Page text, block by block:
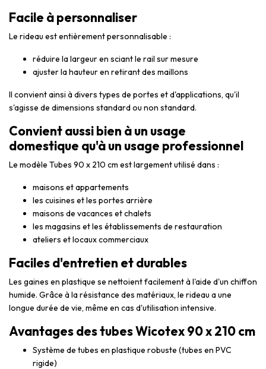
Facile à personnaliser
Le rideau est entièrement personnalisable :
réduire la largeur en sciant le rail sur mesure
ajuster la hauteur en retirant des maillons
Il convient ainsi à divers types de portes et d'applications, qu'il
s'agisse de dimensions standard ou non standard.
Convient aussi bien à un usage
domestique qu'à un usage professionnel
Le modèle Tubes 90 x 210 cm est largement utilisé dans :
maisons et appartements
les cuisines et les portes arrière
maisons de vacances et chalets
les magasins et les établissements de restauration
ateliers et locaux commerciaux
Faciles d'entretien et durables
Les gaines en plastique se nettoient facilement à l'aide d'un chiffon
humide. Grâce à la résistance des matériaux, le rideau a une
longue durée de vie, même en cas d'utilisation intensive.
Avantages des tubes Wicotex 90 x 210 cm
Système de tubes en plastique robuste (tubes en PVC
rigide)